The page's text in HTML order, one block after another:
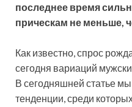
последнее время
прическам не меньше,
Как известно, спрос
сегодня вариаций
В сегодняшней статье
тенденции, среди